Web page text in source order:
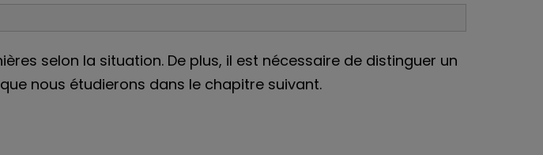
selon la situation. De plus, il est nécessaire de distinguer un
nous étudierons dans le chapitre suivant.